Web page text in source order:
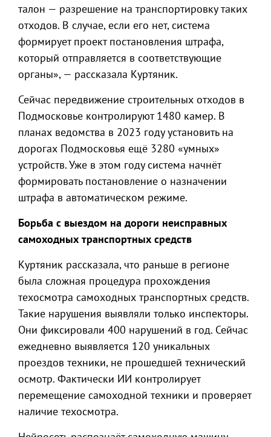
талон — разрешение на транспортировку таких
отходов. В случае, если его нет, система
формирует проект постановления штрафа,
который отправляется в соответствующие
органы», — рассказала Куртяник.
Сейчас передвижение строительных отходов в
Подмосковье контролируют 1480 камер. В
планах ведомства в 2023 году установить на
дорогах Подмосковья ещё 3280 «умных»
устройств. Уже в этом году система начнёт
формировать постановление о назначении
штрафа в автоматическом режиме.
Борьба с выездом на дороги неисправных
самоходных транспортных средств
Куртяник рассказала, что раньше в регионе
была сложная процедура прохождения
техосмотра самоходных транспортных средств.
Такие нарушения выявляли только инспекторы.
Они фиксировали 400 нарушений в год. Сейчас
ежедневно выявляется 120 уникальных
проездов техники, не прошедшей технический
осмотр. Фактически ИИ контролирует
перемещение самоходной техники и проверяет
наличие техосмотра.